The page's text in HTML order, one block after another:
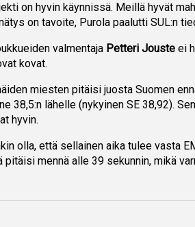
on hyvin käynnissä. Meillä hyvät
on tavoite, Purola paalutti SUL:n
valmentaja Petteri Jouste ei
kovat.
miesten pitäisi juosta Suomen
38,5:n lähelle (nykyinen SE 38,92).
hyvin.
olla, että sellainen aika tulee vasta
pitäisi mennä alle 39 sekunnin, mikä